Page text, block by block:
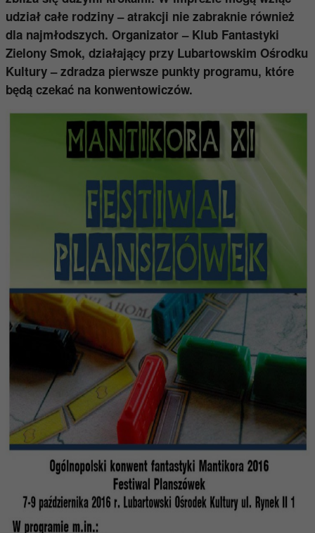
udział całe rodziny – atrakcji nie zabraknie również
dla najmłodszych. Organizator – Klub Fantastyki
Zielony Smok, działający przy Lubartowskim Ośrodku
Kultury – zdradza pierwsze punkty programu, które
będą czekać na konwentowiczów.